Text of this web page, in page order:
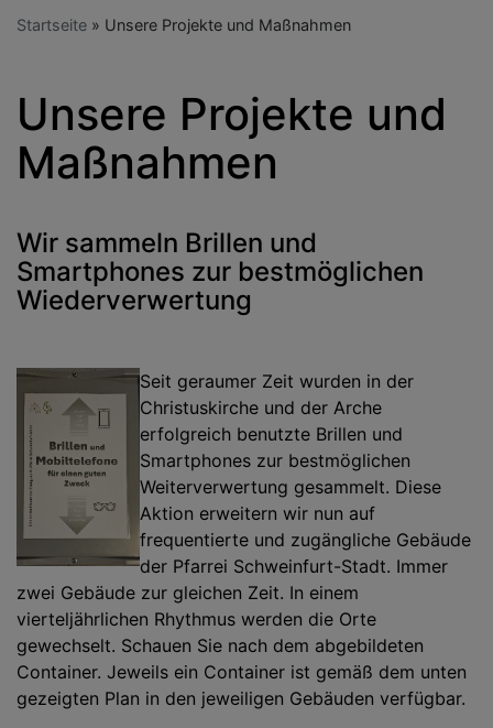
Startseite Unsere Projekte und Maßnahmen
Unsere Projekte und
Maßnahmen
Wir sammeln Brillen und
Smartphones zur bestmöglichen
Wiederverwertung
Seit geraumer Zeit wurden in der
Christuskirche und der Arche
erfolgreich benutzte Brillen und
Smartphones zur bestmöglichen
Weiterverwertung gesammelt. Diese
Aktion erweitern wir nun auf
frequentierte und zugängliche Gebäude
der Pfarrei Schweinfurt-Stadt. Immer
zwei Gebäude zur gleichen Zeit. In einem
vierteljährlichen Rhythmus werden die Orte
gewechselt. Schauen Sie nach dem abgebildeten
Container. Jeweils ein Container ist gemäß dem unten
gezeigten Plan in den jeweiligen Gebäuden verfügbar.